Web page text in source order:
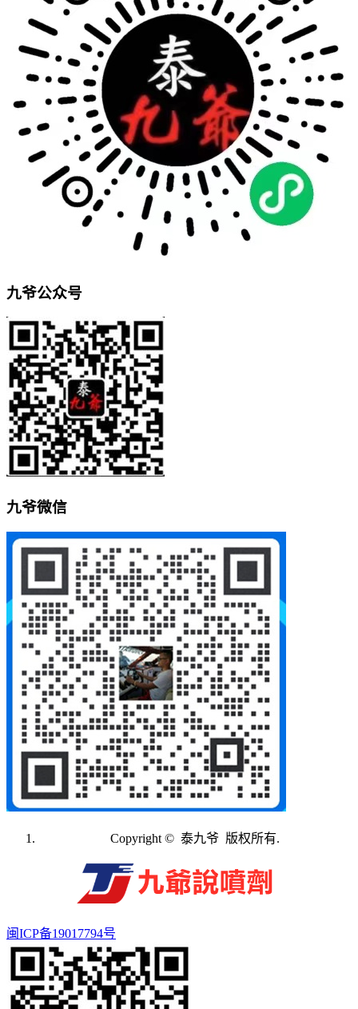
九爷公众号
九爷微信
Copyright © 泰九爷 版权所有.
闽ICP备19017794号